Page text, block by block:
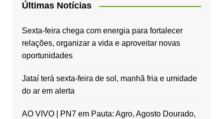
Últimas Notícias
Sexta-feira chega com energia para fortalecer
relações, organizar a vida e aproveitar novas
oportunidades
Jataí terá sexta-feira de sol, manhã fria e umidade
do ar em alerta
AO VIVO | PN7 em Pauta: Agro, Agosto Dourado,